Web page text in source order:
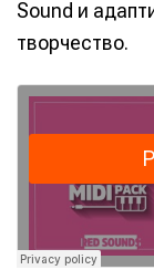
Sound и
творчество.